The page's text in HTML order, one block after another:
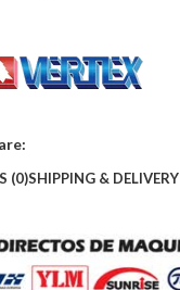
(0)SHIPPING & DELIVERY